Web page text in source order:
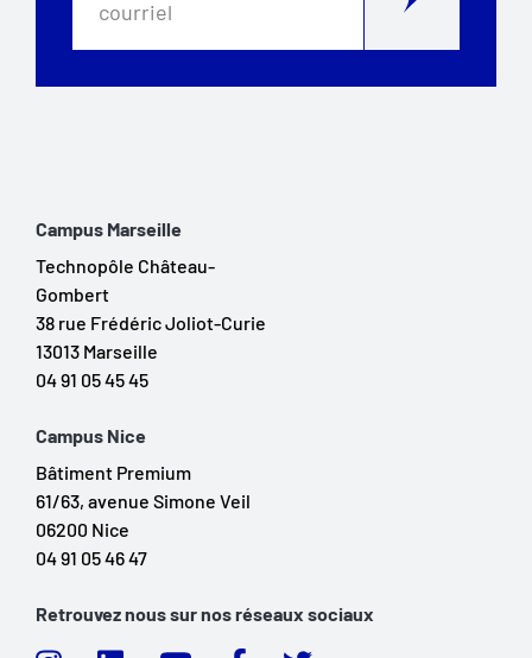
Campus Marseille
Technopôle Château-
Gombert
38 rue Frédéric Joliot-Curie
13013 Marseille
04 91 05 45 45
Campus Nice
Bâtiment Premium
61/63, avenue Simone Veil
06200 Nice
04 91 05 46 47
Retrouvez nous sur nos réseaux sociaux